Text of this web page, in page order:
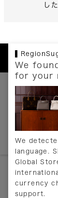
し
We
for your
We
language.
Global
currency
support.
お支払いについ
配送について
送料について
返品について
ヘルプ
お問い合わせ